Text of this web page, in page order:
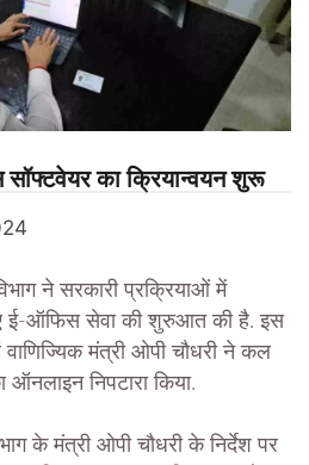
का क्रियान्वयन शुरू
ने सरकारी प्रक्रियाओं में
ई-ऑफिस सेवा की शुरुआत की है. इस
मंत्री ओपी चौधरी ने कल
ऑनलाइन निपटारा किया.
के मंत्री ओपी चौधरी के निर्देश पर